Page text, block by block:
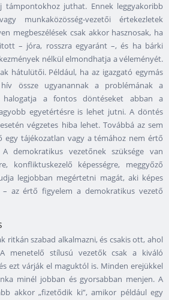
támpontokhoz juthat. Ennek leggyakoribb
munkaközösség-vezetői értekezletek
megbeszélések csak akkor hasznosak, ha
– jóra, rosszra egyaránt –, és ha bárki
nélkül elmondhatja a véleményét.
hátulütői. Például, ha az igazgató egymás
össze ugyanannak a problémának a
halogatja a fontos döntéseket abban a
egyetértésre is lehet jutni. A döntés
végzetes hiba lehet. Továbbá az sem
egy tájékozatlan vagy a témához nem értő
demokratikus vezetőnek szüksége van
konfliktuskezelő képességre, meggyőző
legjobban megértetni magát, aki képes
az értő figyelem a demokratikus vezető
ritkán szabad alkalmazni, és csakis ott, ahol
menetelő stílusú vezetők csak a kiváló
ezt várják el maguktól is. Minden erejükkel
minél jobban és gyorsabban menjen. A
akkor „fizetődik ki”, amikor például egy